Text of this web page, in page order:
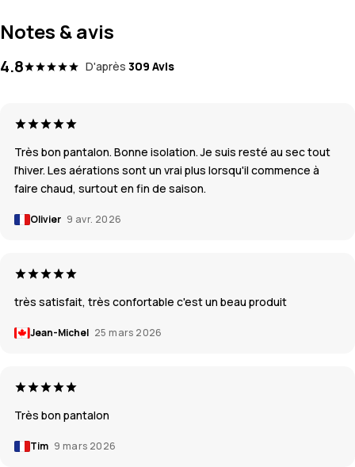
Notes & avis
4.8 D'après 309 Avis
Très bon pantalon. Bonne isolation. Je suis resté au sec tout
l'hiver. Les aérations sont un vrai plus lorsqu'il commence à
faire chaud, surtout en fin de saison.
Olivier 9 avr. 2026
très satisfait, très confortable c'est un beau produit
Jean-Michel 25 mars 2026
Très bon pantalon
Tim 9 mars 2026